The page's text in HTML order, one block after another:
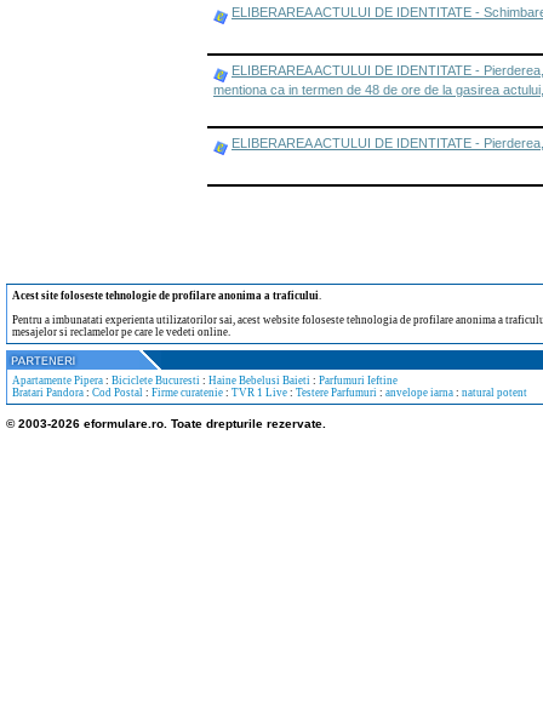
ELIBERAREA ACTULUI DE IDENTITATE -
ELIBERAREA ACTULUI DE IDENTITATE -
mentiona ca in termen de 48 de ore de la gasirea
ELIBERAREA ACTULUI DE IDENTITATE -
Acest site foloseste tehnologie de profilare anonima a traficului.
Pentru a imbunatati experienta utilizatorilor sai, acest website foloseste tehnologia de profilare anonima a
mesajelor si reclamelor pe care le vedeti online.
Apartamente Pipera : Biciclete Bucuresti : Haine Bebelusi Baieti : Parfumuri Ieftine
Bratari Pandora : Cod Postal : Firme curatenie : TVR 1 Live : Testere Parfumuri : anvelope iarna : natural potent
© 2003-2026 eformulare.ro. Toate drepturile rezervate.